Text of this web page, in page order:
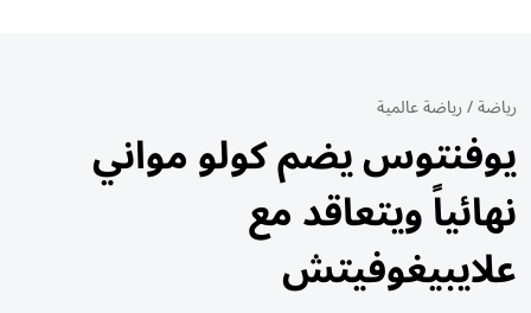
رياضة/رياضة عالمية
يوفنتوس يضم كولو مواني
نهائياً ويتعاقد مع
علايبيغوفيتش